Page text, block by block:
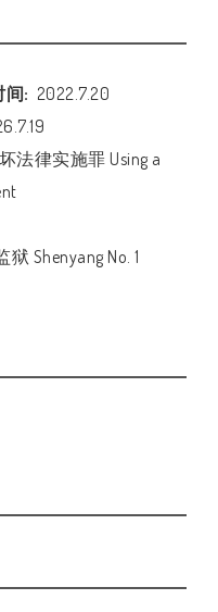
间: 2022.7.20
法律实施罪 Using a
Shenyang No. 1